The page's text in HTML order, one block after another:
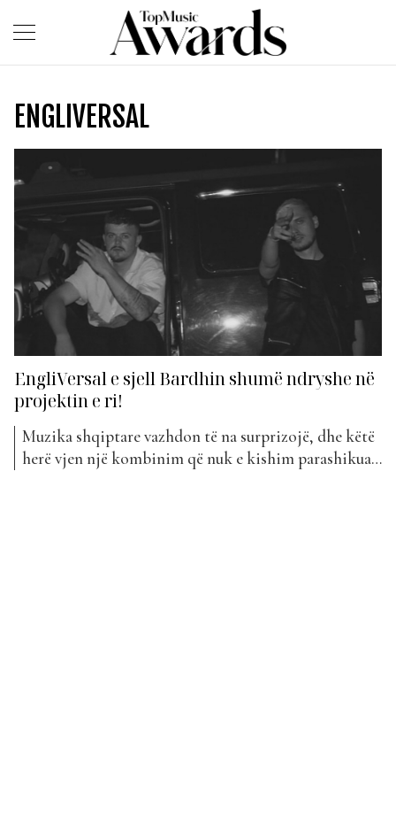
ENGLIVERSAL
EngliVersal e sjell Bardhin shumë ndryshe në
projektin e ri!
Muzika shqiptare vazhdon të na surprizojë, dhe këtë
herë vjen një kombinim që nuk e kishim parashikuar.